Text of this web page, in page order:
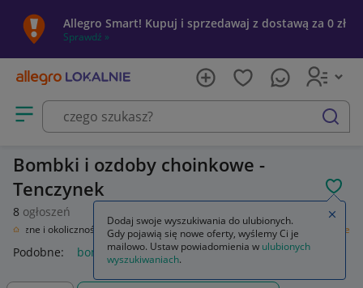
Allegro Smart! Kupuj i sprzedawaj z dostawą za 0 zł
Sprawdź »
Otwórz menu z kategoriami
szukaj
Bombki i ozdoby choinkowe -
Tenczynek
8 ogłoszeń
i okolicznościowe Boże Narodzenie Bombki i ozdoby choinkowe
Podobne: bombki i ozdoby choinkowe
Dodaj swoje wyszukiwania do ulubionych.
Gdy pojawią się nowe oferty, wyślemy Ci je
mailowo. Ustaw powiadomienia w ulubionych
wyszukiwaniach.